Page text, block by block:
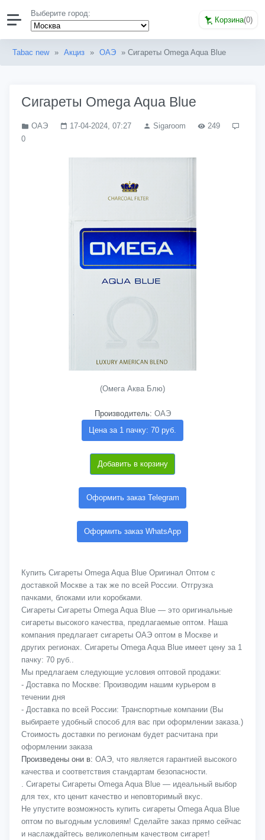
Выберите город:
Корзина(0)
Tabac new » Акциз » ОАЭ » Сигареты Omega Aqua Blue
Сигареты Omega Aqua Blue
ОАЭ 17-04-2024, 07:27 Sigaroom
249
0
(Омега Аква Блю)
Производитель: ОАЭ
Цена за 1 пачку: 70 руб.
Добавить в корзину
Оформить заказ Telegram
Оформить заказ WhatsApp
Купить Сигареты Omega Aqua Blue Оригинал Оптом с
доставкой Москве а так же по всей России. Отгрузка
пачками, блоками или коробками.
Сигареты Сигареты Omega Aqua Blue — это оригинальные
сигареты высокого качества, предлагаемые оптом. Наша
компания предлагает сигареты ОАЭ оптом в Москве и
других регионах. Сигареты Omega Aqua Blue имеет цену за 1
пачку: 70 руб..
Мы предлагаем следующие условия оптовой продажи:
- Доставка по Москве: Производим нашим курьером в
течении дня
- Доставка по всей России: Транспортные компании (Вы
выбираете удобный способ для вас при оформлении заказа.)
Стоимость доставки по регионам будет расчитана при
оформлении заказа
Произведены они в: ОАЭ, что является гарантией высокого
качества и соответствия стандартам безопасности.
. Сигареты Сигареты Omega Aqua Blue — идеальный выбор
для тех, кто ценит качество и неповторимый вкус.
Не упустите возможность купить сигареты Omega Aqua Blue
оптом по выгодным условиям! Сделайте заказ прямо сейчас
и наслаждайтесь великолепным качеством сигарет!